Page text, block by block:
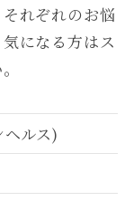
れぞれのお悩
になる方はス
ルス)